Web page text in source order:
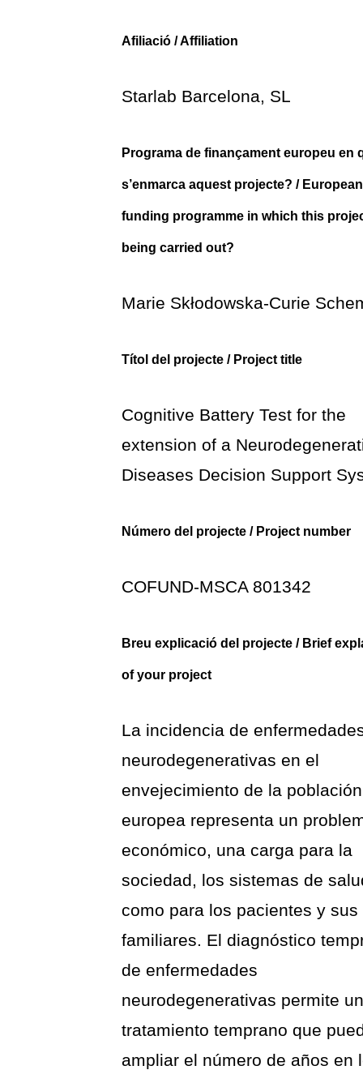
Afiliació / Affiliation
Starlab Barcelona, SL
Programa de finançament europeu en
s’enmarca aquest projecte? / European
funding programme in which this
being carried out?
Marie Skłodowska-Curie
Títol del projecte / Project title
Cognitive Battery Test for the
extension of a
Diseases Decision Support
Número del projecte / Project number
COFUND-MSCA 801342
Breu explicació del projecte / Brief
of your project
La incidencia de
neurodegenerativas en el
envejecimiento de la población
europea representa un
económico, una carga para la
sociedad, los sistemas de
como para los pacientes y sus
familiares. El diagnóstico
de enfermedades
neurodegenerativas permite un
tratamiento temprano que
ampliar el número de años en